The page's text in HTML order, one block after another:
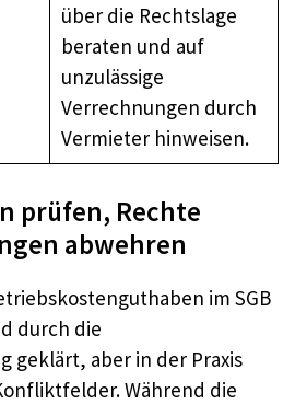
über die Rechtslage
beraten und auf
unzulässige
Verrechnungen durch
Vermieter hinweisen.
prüfen, Rechte
abwehren
im SGB
durch die
geklärt, aber in der Praxis
Während die